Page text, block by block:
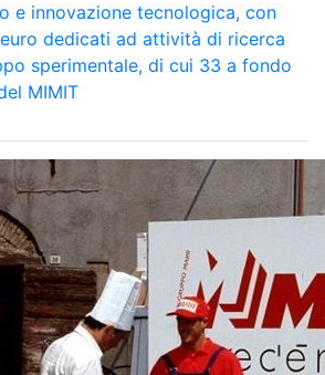
e innovazione tecnologica, con
dedicati ad attività di ricerca
sperimentale, di cui 33 a fondo
MIMIT